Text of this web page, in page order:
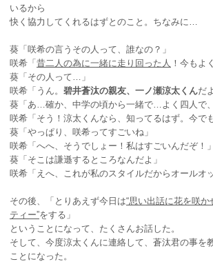
いるから
快く協力してくれるはずとのこと。ちなみに…
葵「咲希の言うその人って、誰なの？」
咲希「 昔二人の為に一緒に走り回った人 ！今もよ
葵「その人って…」
咲希「うん。 碧井蒼汰の親友、一ノ瀬涼太くんだ
葵「あ…確か、中学の頃から一緒で…よく四人で
咲希「そう！涼太くんなら、知ってるはず。今で
葵「やっぱり、咲希ってすごいね」
咲希「へへ、そうでしょー！私はすごいんだぞ！」
葵「そこは謙遜するところなんだよ」
咲希「えへ、これが私のスタイルだからオールオ
その後、「とりあえず今日は“思い出話に花を咲か
ティー”をする」
ということになって、たくさんお話した。
そして、今度涼太くんに連絡して、蒼汰君の事を
ことになった。